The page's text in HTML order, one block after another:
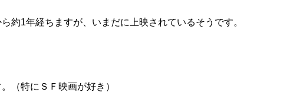
約1年経ちますが、いまだに上映されているそうです。
（特にＳＦ映画が好き）